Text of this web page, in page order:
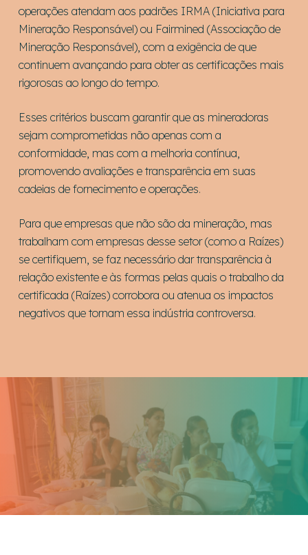
operações atendam aos padrões IRMA (Iniciativa para
Mineração Responsável) ou Fairmined (Associação de
Mineração Responsável), com a exigência de que
continuem avançando para obter as certificações mais
rigorosas ao longo do tempo.
Esses critérios buscam garantir que as mineradoras
sejam comprometidas não apenas com a
conformidade, mas com a melhoria contínua,
promovendo avaliações e transparência em suas
cadeias de fornecimento e operações.
Para que empresas que não são da mineração, mas
trabalham com empresas desse setor (como a Raízes)
se certifiquem, se faz necessário dar transparência à
relação existente e às formas pelas quais o trabalho da
certificada (Raízes) corrobora ou atenua os impactos
negativos que tornam essa indústria controversa.